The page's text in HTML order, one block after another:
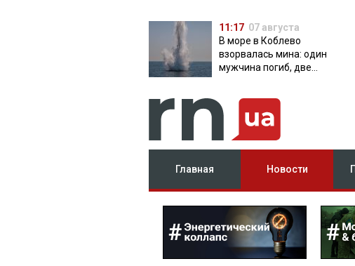
11:17 07 августа
В море в Коблево
взорвалась мина: один
мужчина погиб, две
Главная Новости